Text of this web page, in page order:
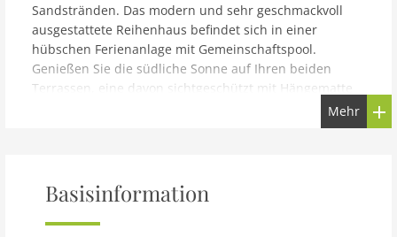
Sandstränden. Das modern und sehr geschmackvoll
ausgestattete Reihenhaus befindet sich in einer
hübschen Ferienanlage mit Gemeinschaftspool.
Genießen Sie die südliche Sonne auf Ihren beiden
Terrassen, eine davon sichtgeschützt mit Hängematte
und Grill und die andere, direkt auf dem Weg zum Pool
und hiervon durch einer Gartenpforte abgetrennt. Im
Schlafzimmer und zwei Badezimmer, von denen eines
an ein Schlafzimmer angrenzt, zur Verfügung. Ihr Auto
können Sie in der Residenz oder direkt gegenüber
Mehr
Basisinformation